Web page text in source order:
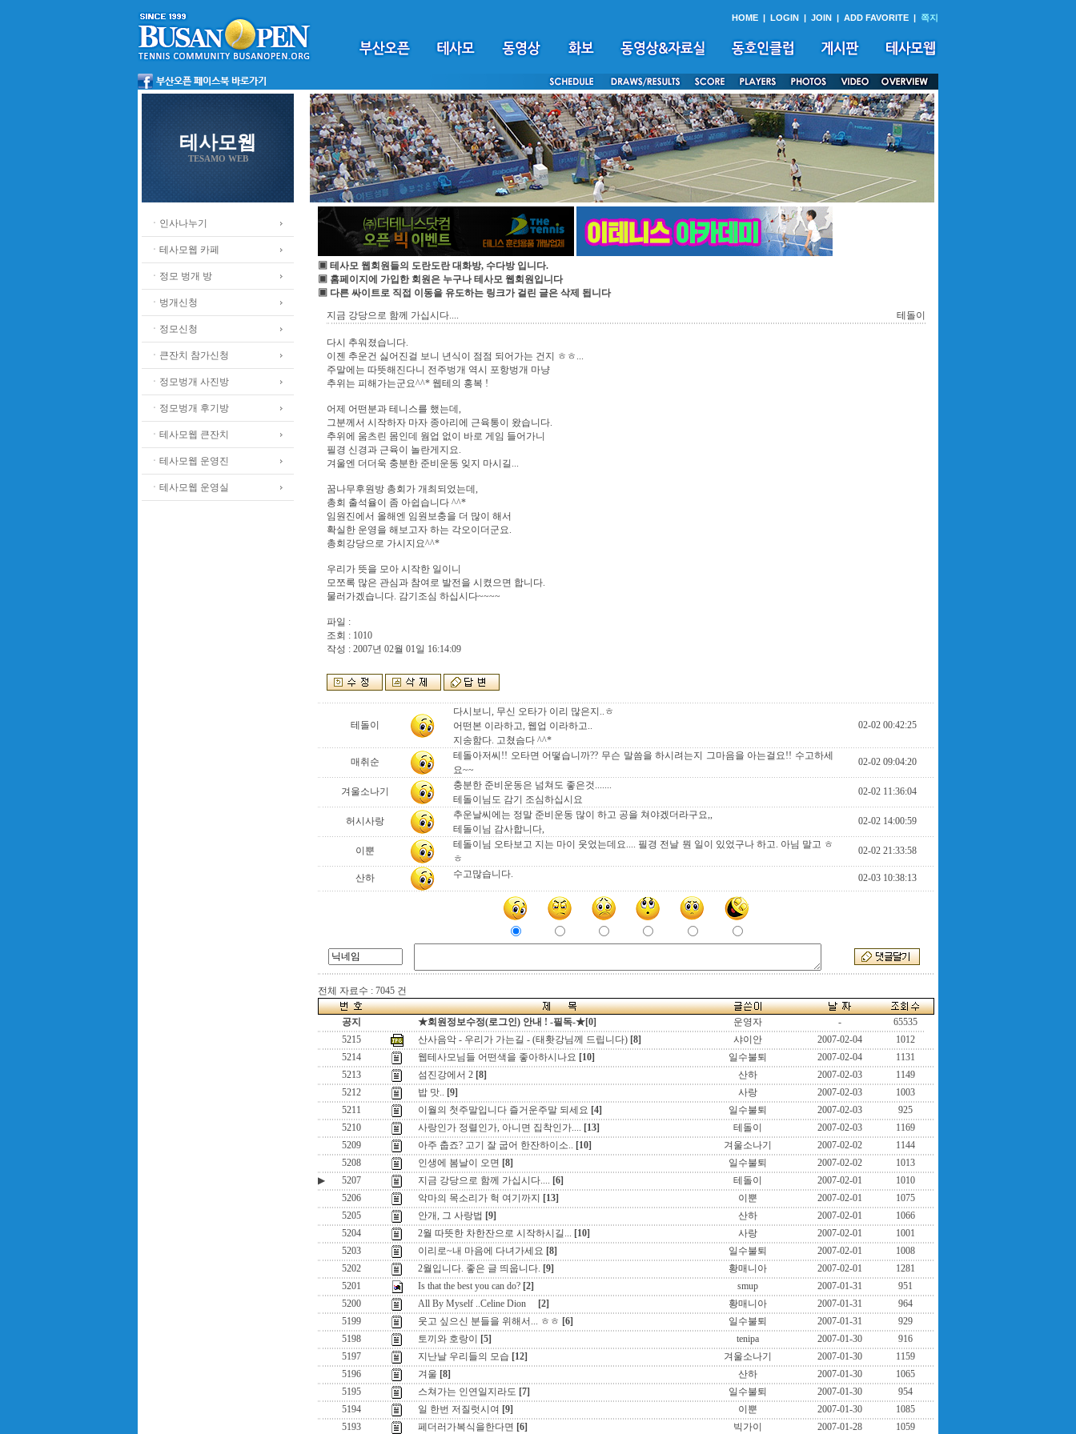
HOME | LOGIN | JOIN | ADD FAVORITE | 쪽지
테사모웹
TESAMO WEB
ㆍ인사나누기
ㆍ테사모웹 카페
ㆍ정모 벙개 방
ㆍ벙개신청
ㆍ정모신청
ㆍ큰잔치 참가신청
ㆍ정모벙개 사진방
ㆍ정모벙개 후기방
ㆍ테사모웹 큰잔치
ㆍ테사모웹 운영진
ㆍ테사모웹 운영실
▣ 테사모 웹회원들의 도란도란 대화방, 수다방 입니다.
▣ 홈페이지에 가입한 회원은 누구나 테사모 웹회원입니다
▣ 다른 싸이트로 직접 이동을 유도하는 링크가 걸린 글은 삭제 됩니다
지금 강당으로 함께 가십시다....
테돌이
다시 추워졌습니다.
이젠 추운건 싫어진걸 보니 년식이 점점 되어가는 건지 ㅎㅎ...
주말에는 따뜻해진다니 전주벙개 역시 포항벙개 마냥
추위는 피해가는군요^^* 웹테의 홍복 !
어제 어떤분과 테니스를 했는데,
그분께서 시작하자 마자 종아리에 근육통이 왔습니다.
추위에 움츠린 몸인데 웜업 없이 바로 게임 들어가니
필경 신경과 근육이 놀란게지요.
겨울엔 더더욱 충분한 준비운동 잊지 마시길...
꿈나무후원방 총회가 개최되었는데,
총회 출석율이 좀 아쉽습니다 ^^*
임원진에서 올해엔 임원보충을 더 많이 해서
확실한 운영을 해보고자 하는 각오이더군요.
총회강당으로 가시지요^^*
우리가 뜻을 모아 시작한 일이니
모쪼록 많은 관심과 참여로 발전을 시켰으면 합니다.
물러가겠습니다. 감기조심 하십시다~~~~
파일 :
조회 : 1010
작성 : 2007년 02월 01일 16:14:09
테돌이
다시보니, 무신 오타가 이리 많은지..ㅎ
어떤본 이라하고, 웹업 이라하고..
지송함다. 고쳤슴다 ^^*
02-02 00:42:25
매취순
테돌아저씨!! 오타면 어떻습니까?? 무슨 말씀을 하시려는지 그마음을 아는걸요!! 수고하세
요~~
02-02 09:04:20
겨울소나기
충분한 준비운동은 넘쳐도 좋은것.......
테돌이님도 감기 조심하십시요
02-02 11:36:04
허시사랑
추운날씨에는 정말 준비운동 많이 하고 공을 쳐야겠더라구요,,
테돌이님 감사합니다,
02-02 14:00:59
이뿐
테돌이님 오타보고 지는 마이 웃었는데요.... 필경 전날 뭔 일이 있었구나 하고. 아님 말고 ㅎ
ㅎ
02-02 21:33:58
산하 수고많습니다. 02-03 10:38:13
전체 자료수 : 7045 건
공지 ★회원정보수정(로그인) 안내 ! -필독-★[0] 운영자 -
65535
5215
산사음악 - 우리가 가는길 - (태홧강님께 드립니다) [8] 샤이안 2007-02-04
1012
5214
웹테사모님들 어떤색을 좋아하시나요 [10] 일수불퇴 2007-02-04
1131
5213
섬진강에서 2 [8] 산하 2007-02-03
1149
5212
밥 맛.. [9] 사랑 2007-02-03
1003
5211
이월의 첫주말입니다 즐거운주말 되세요 [4] 일수불퇴 2007-02-03
925
5210
사랑인가 정렬인가, 아니면 집착인가.... [13] 테돌이 2007-02-03
1169
5209
아주 춥죠? 고기 잘 굽어 한잔하이소.. [10] 겨울소나기 2007-02-02
1144
5208
인생에 봄날이 오면 [8] 일수불퇴 2007-02-02
1013
▶
5207 지금 강당으로 함께 가십시다.... [6] 테돌이 2007-02-01
1010
5206
악마의 목소리가 헉 여기까지 [13] 이뿐 2007-02-01
1075
5205
안개, 그 사랑법 [9] 산하 2007-02-01
1066
5204
2월 따뜻한 차한잔으로 시작하시길... [10] 사랑 2007-02-01
1001
5203
이리로~내 마음에 다녀가세요 [8] 일수불퇴 2007-02-01
1008
5202
2월입니다. 좋은 글 띄웁니다. [9] 황매니아 2007-02-01
1281
5201
Is that the best you can do? [2] smup 2007-01-31
951
5200
All By Myself ..Celine Dion [2] 황매니아 2007-01-31
964
5199
웃고 싶으신 분들을 위해서... ㅎㅎ [6] 일수불퇴 2007-01-31
929
5198
토끼와 호랑이 [5] tenipa 2007-01-30
916
5197
지난날 우리들의 모습 [12] 겨울소나기 2007-01-30
1159
5196
겨울 [8] 산하 2007-01-30
1065
5195
스쳐가는 인연일지라도 [7] 일수불퇴 2007-01-30
954
5194
일 한번 저질럿시여 [9] 이뿐 2007-01-30
1085
5193
페더러가복식을한다면 [6] 빅가이 2007-01-28 1059